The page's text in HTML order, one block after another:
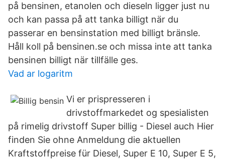
på bensinen, etanolen och dieseln ligger just nu
och kan passa på att tanka billigt när du
passerar en bensinstation med billigt bränsle.
Håll koll på bensinen.se och missa inte att tanka
bensinen billigt när tillfälle ges.
Vad ar logaritm
Vi er prispresseren i
drivstoffmarkedet og spesialisten
på rimelig drivstoff Super billig - Diesel auch Hier
finden Sie ohne Anmeldung die aktuellen
Kraftstoffpreise für Diesel, Super E 10, Super E 5,